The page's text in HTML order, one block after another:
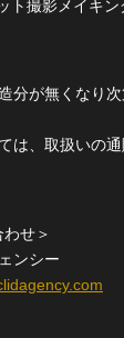
ト撮影メイキン
分が無くなり
は、取扱いの
せ＞
ンシー